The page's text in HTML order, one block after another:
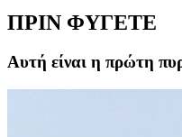
ΠΡΙΝ ΦΥΓΕΤΕ
Αυτή είναι η πρώτη